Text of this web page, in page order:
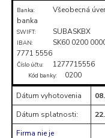
Banka:
Všeobecná
banka
SWIFT: SUBASKBX
IBAN:
SK60 0200
7771 5556
Číslo účtu: 1277715556
Kód banky: 0200
Dátum vyhotovenia
Dátum splatnosti:
Firma nie je